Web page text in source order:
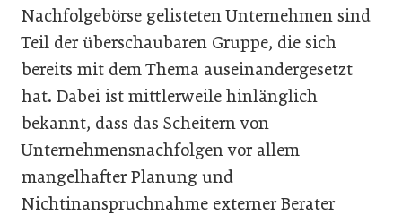
Nachfolgebörse gelisteten Unternehmen sind
Teil der überschaubaren Gruppe, die sich
bereits mit dem Thema auseinandergesetzt
hat. Dabei ist mittlerweile hinlänglich
bekannt, dass das Scheitern von
Unternehmensnachfolgen vor allem
mangelhafter Planung und
Nichtinanspruchnahme externer Berater